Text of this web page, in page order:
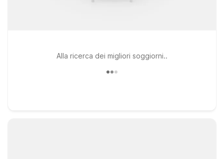
Alla ricerca dei migliori soggiorni..